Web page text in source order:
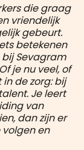
die graag
vriendelijk
gebeurt.
betekenen
Sevagram
je nu veel, of
de zorg: bij
Je leert
van
dan zijn er
en